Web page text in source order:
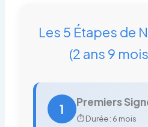
Les 5 Étapes de
(2 ans 9
1 Premiers
⏱️ Durée : 6 mois